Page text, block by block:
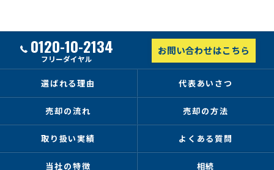
0120-10-2134
フリーダイヤル
お問い合わせはこちら
選ばれる理由 代表あいさつ
売却の流れ 売却の方法
取り扱い実績 よくある質問
当社の特徴 相続